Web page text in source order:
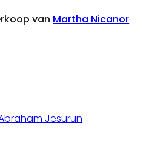
van Martha Nicanor
Jesurun